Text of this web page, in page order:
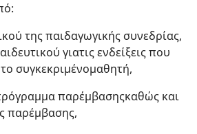
της παιδαγωγικής συνεδρίας,
γιατις ενδείξεις που
συγκεκριμένομαθητή,
παρέμβασηςκαθώς και
παρέμβασης,